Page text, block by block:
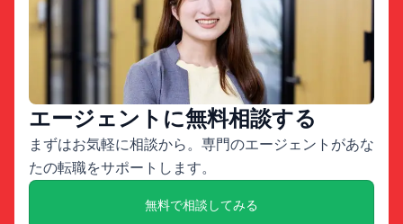
エージェントに無料相談する
まずはお気軽に相談から。専門のエージェントがあな
たの転職をサポートします。
無料で相談してみる